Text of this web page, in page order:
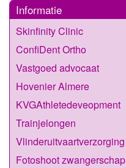
Informatie
Skinfinity Clinic
ConfiDent Ortho
Vastgoed advocaat
Hovenier Almere
KVGAthletedeveopment
Trainjelongen
Vlinderuitvaartverzorging
Fotoshoot zwangerschap